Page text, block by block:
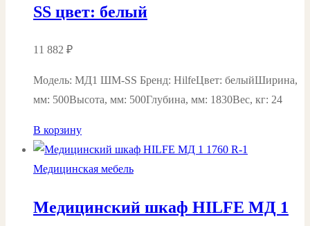
SS цвет: белый
11 882 ₽
Модель: МД1 ШМ-SS Бренд: HilfeЦвет: белыйШирина,
мм: 500Высота, мм: 500Глубина, мм: 1830Вес, кг: 24
В корзину
Медицинская мебель
Медицинский шкаф HILFE МД 1